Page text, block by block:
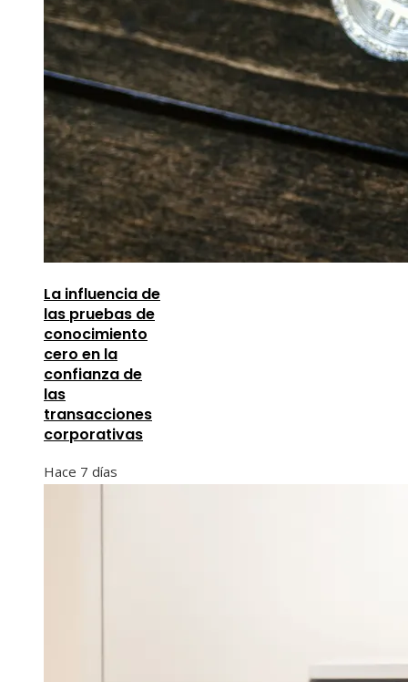
La influencia de
las pruebas de
conocimiento
cero en la
confianza de
las
transacciones
corporativas
Hace 7 días